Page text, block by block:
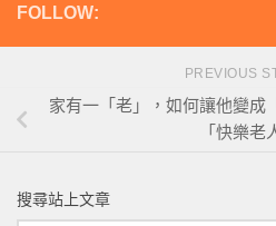
FOLLOW:
PREVIOUS
家有一「老」，如何讓他變成
「快樂老
搜尋站上文章